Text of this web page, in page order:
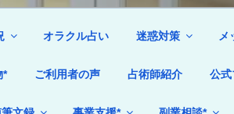
オラクル占い 迷惑対策 メ
* ご利用者の声 占術師紹介 公式